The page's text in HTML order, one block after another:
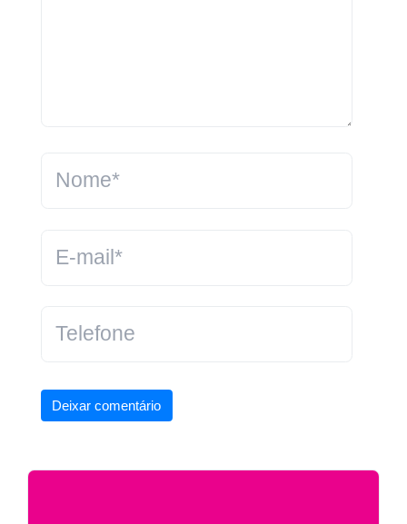
Deixar comentário